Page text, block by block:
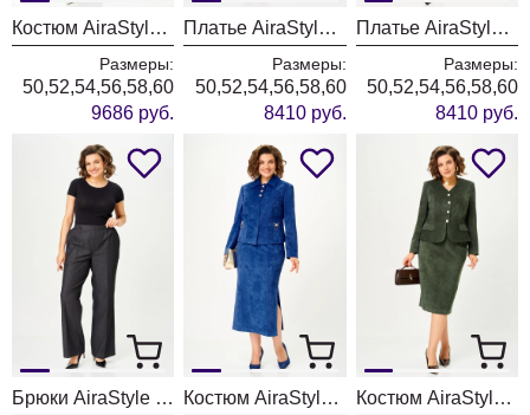
Костюм AiraStyle 24260 молочно-черный
Размеры:
50,52,54,56,58,60
9686 руб.
Платье AiraStyle 24437 капучино
Размеры:
50,52,54,56,58,60
8410 руб.
Платье AiraStyle 24435 полоска + черный
Размеры:
50,52,54,56,58,60
8410 руб.
Брюки AiraStyle 24019 графит Костюм AiraStyle 24115-1 синий Костюм AiraStyle 24149 хвоя